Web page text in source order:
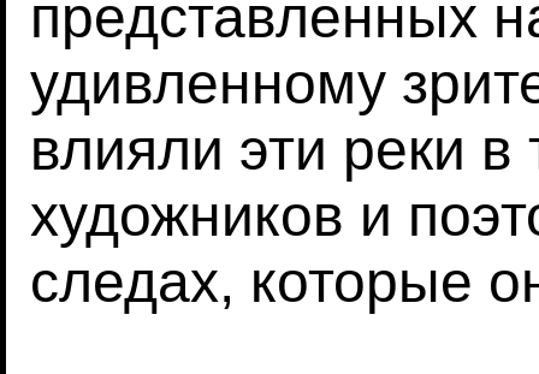
представленных
удивленному
влияли эти реки
художников и
следах, которые